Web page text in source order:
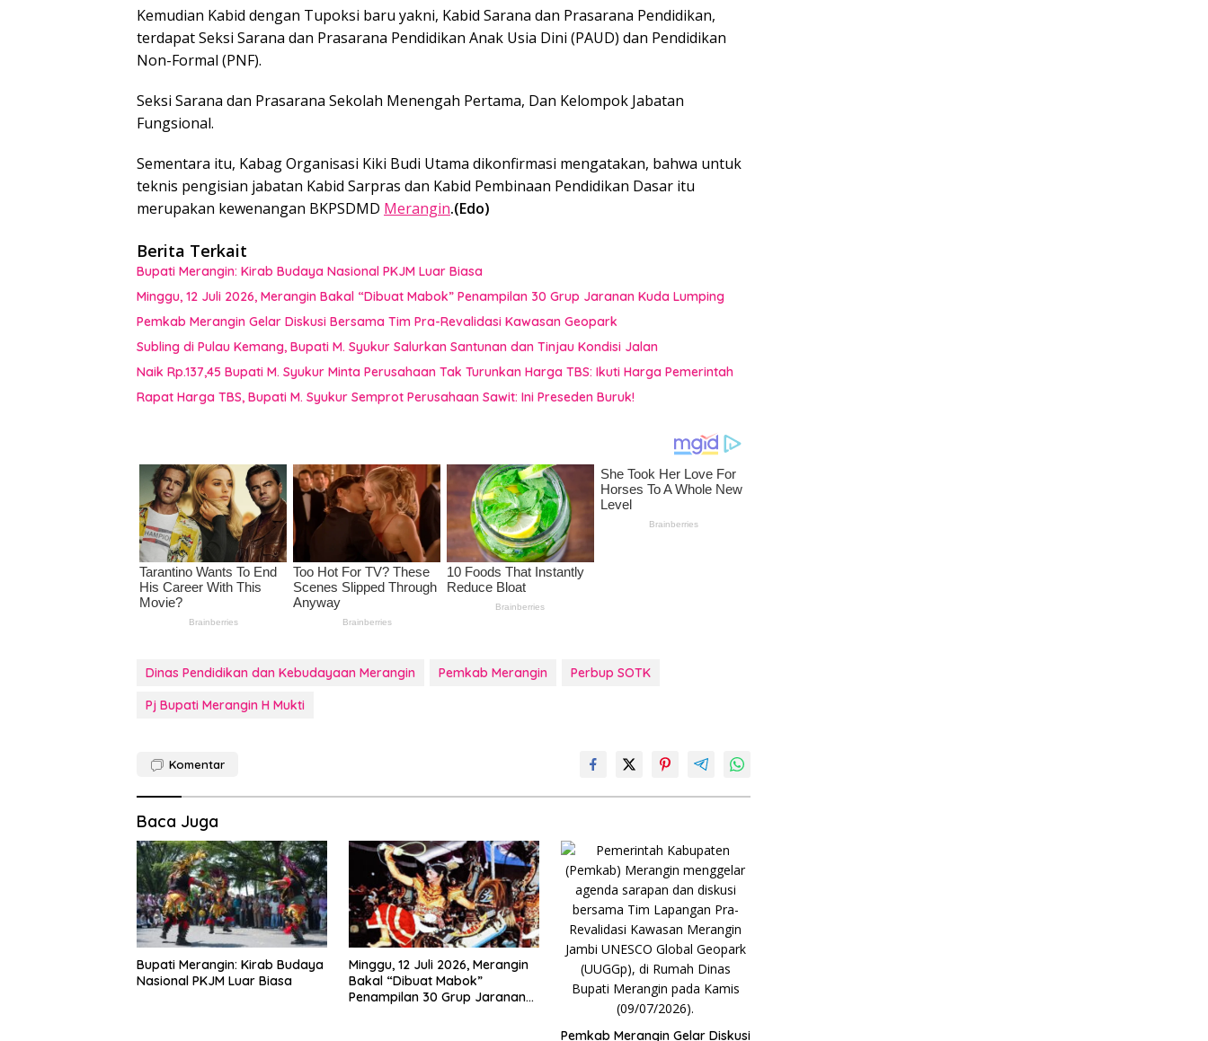
Kemudian Kabid dengan Tupoksi baru yakni, Kabid Sarana dan Prasarana Pendidikan,
terdapat Seksi Sarana dan Prasarana Pendidikan Anak Usia Dini (PAUD) dan Pendidikan
Non-Formal (PNF).
Seksi Sarana dan Prasarana Sekolah Menengah Pertama, Dan Kelompok Jabatan
Fungsional.
Sementara itu, Kabag Organisasi Kiki Budi Utama dikonfirmasi mengatakan, bahwa untuk
teknis pengisian jabatan Kabid Sarpras dan Kabid Pembinaan Pendidikan Dasar itu
merupakan kewenangan BKPSDMD Merangin.(Edo)
Berita Terkait
Bupati Merangin: Kirab Budaya Nasional PKJM Luar Biasa
Minggu, 12 Juli 2026, Merangin Bakal “Dibuat Mabok” Penampilan 30 Grup Jaranan Kuda Lumping
Pemkab Merangin Gelar Diskusi Bersama Tim Pra-Revalidasi Kawasan Geopark
Subling di Pulau Kemang, Bupati M. Syukur Salurkan Santunan dan Tinjau Kondisi Jalan
Naik Rp.137,45 Bupati M. Syukur Minta Perusahaan Tak Turunkan Harga TBS: Ikuti Harga Pemerintah
Rapat Harga TBS, Bupati M. Syukur Semprot Perusahaan Sawit: Ini Preseden Buruk!
Dinas Pendidikan dan Kebudayaan Merangin Pemkab Merangin
Perbup SOTK
Pj Bupati Merangin H Mukti
Komentar
Baca Juga
Bupati Merangin: Kirab Budaya
Nasional PKJM Luar Biasa
Minggu, 12 Juli 2026, Merangin
Bakal “Dibuat Mabok”
Penampilan 30 Grup Jaranan
Pemkab Merangin Gelar Diskusi